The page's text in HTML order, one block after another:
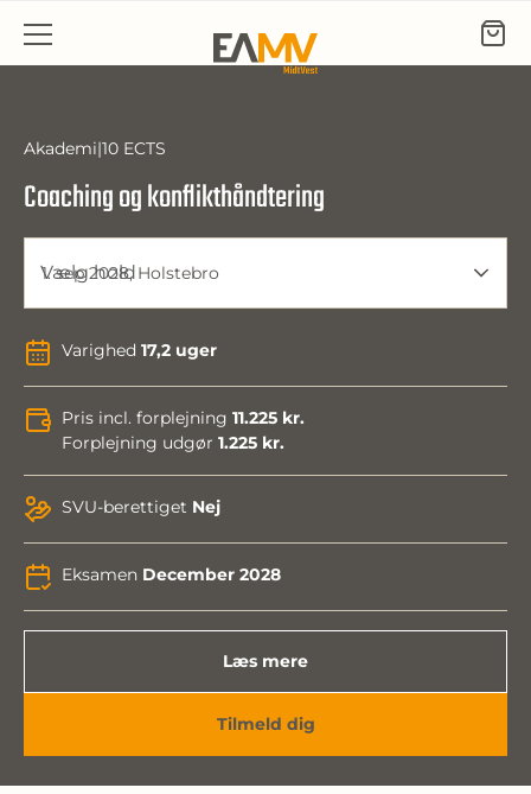
Gå til indhold
Akademi 10 ECTS
Coaching og konflikthåndtering
1. sep 2028, Holstebro
Vælg hold
Varighed 17,2 uger
Pris incl. forplejning 11.225 kr.
Forplejning udgør 1.225 kr.
SVU-berettiget Nej
Eksamen December 2028
Tilmeld dig
Læs mere